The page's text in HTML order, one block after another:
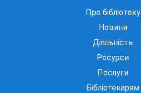
Про бібліотеку
Новини
Діяльність
Ресурси
Послуги
Бібліотекарям